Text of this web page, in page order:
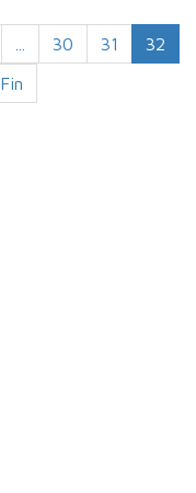
30 31
32
Fin